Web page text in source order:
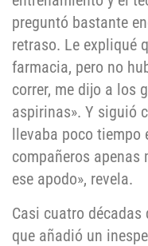
preguntó bastante
retraso. Le expliqué
farmacia, pero no
correr, me dijo a los
aspirinas». Y siguió
llevaba poco
compañeros apenas
ese apodo», revela.
Casi cuatro décadas
que añadió un